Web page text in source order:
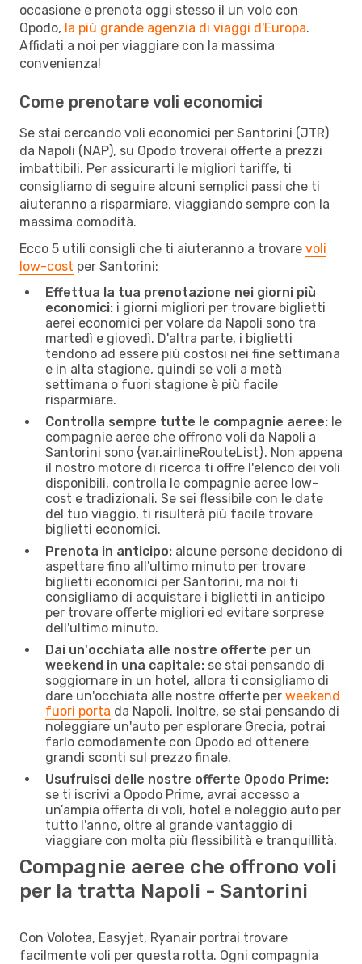
occasione e prenota oggi stesso il un volo con
Opodo, la più grande agenzia di viaggi d'Europa.
Affidati a noi per viaggiare con la massima
convenienza!
Come prenotare voli economici
Se stai cercando voli economici per Santorini (JTR)
da Napoli (NAP), su Opodo troverai offerte a prezzi
imbattibili. Per assicurarti le migliori tariffe, ti
consigliamo di seguire alcuni semplici passi che ti
aiuteranno a risparmiare, viaggiando sempre con la
massima comodità.
Ecco 5 utili consigli che ti aiuteranno a trovare voli
low-cost per Santorini:
Effettua la tua prenotazione nei giorni più
economici: i giorni migliori per trovare biglietti
aerei economici per volare da Napoli sono tra
martedì e giovedì. D'altra parte, i biglietti
tendono ad essere più costosi nei fine settimana
e in alta stagione, quindi se voli a metà
settimana o fuori stagione è più facile
risparmiare.
Controlla sempre tutte le compagnie aeree: le
compagnie aeree che offrono voli da Napoli a
Santorini sono {​var.airlineRouteList}. Non appena
il nostro motore di ricerca ti offre l'elenco dei voli
disponibili, controlla le compagnie aeree low-
cost e tradizionali. Se sei flessibile con le date
del tuo viaggio, ti risulterà più facile trovare
biglietti economici.
Prenota in anticipo: alcune persone decidono di
aspettare fino all'ultimo minuto per trovare
biglietti economici per Santorini, ma noi ti
consigliamo di acquistare i biglietti in anticipo
per trovare offerte migliori ed evitare sorprese
dell'ultimo minuto.
Dai un'occhiata alle nostre offerte per un
weekend in una capitale: se stai pensando di
soggiornare in un hotel, allora ti consigliamo di
dare un'occhiata alle nostre offerte per weekend
fuori porta da Napoli. Inoltre, se stai pensando di
noleggiare un'auto per esplorare Grecia, potrai
farlo comodamente con Opodo ed ottenere
grandi sconti sul prezzo finale.
Usufruisci delle nostre offerte Opodo Prime:
se ti iscrivi a Opodo Prime, avrai accesso a
un’ampia offerta di voli, hotel e noleggio auto per
tutto l'anno, oltre al grande vantaggio di
viaggiare con molta più flessibilità e tranquillità.
Compagnie aeree che offrono voli
per la tratta Napoli - Santorini
Con Volotea, Easyjet, Ryanair portrai trovare
facilmente voli per questa rotta. Ogni compagnia